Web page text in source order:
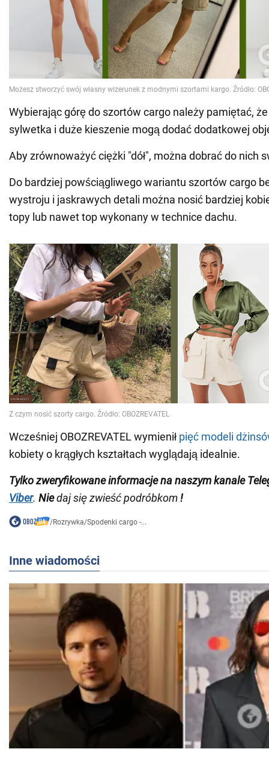
Wybierając górę do szortów cargo należy pamiętać,
sylwetka i duże kieszenie mogą dodać dodatkowej
Aby zrównoważyć ciężki "dół", można dobrać do nich
Do bardziej powściągliwego wariantu szortów cargo
wystroju i jaskrawych detali można nosić bardziej
topy lub nawet top wykonany w technice dachu.
Wcześniej OBOZREVATEL wymienił pięć modeli
kobiety o krągłych kształtach wyglądają idealnie.
Tylkozweryfikowane informacje na naszym kanale
Viber. Niedaj się zwieść podróbkom!
/Rozrywka/Spodenki cargo -...
Inne wiadomości